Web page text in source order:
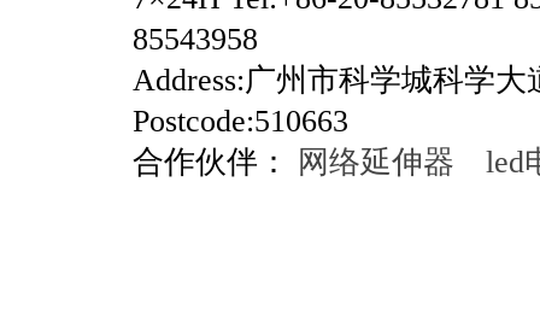
85543958
Address:广州市科学城科学
Postcode:510663
合作伙伴：
网络延伸器 led